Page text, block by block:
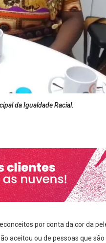
da Igualdade Racial.
por conta da cor da
aceitou ou de pessoas que